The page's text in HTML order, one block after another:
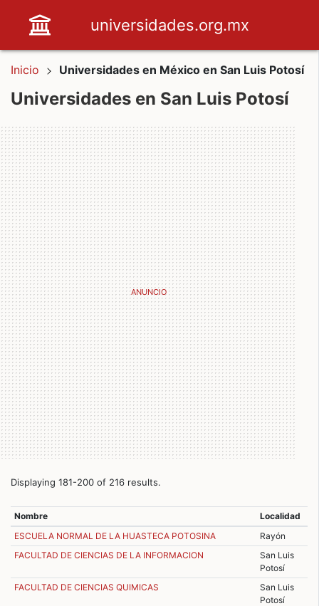
universidades.org.mx
Inicio Universidades en México en San Luis Potosí
Universidades en San Luis Potosí
Displaying 181-200 of 216 results.
Nombre
Localidad
ESCUELA NORMAL DE LA HUASTECA POTOSINA
Rayón
FACULTAD DE CIENCIAS DE LA INFORMACION
San Luis
Potosí
FACULTAD DE CIENCIAS QUIMICAS
San Luis
Potosí